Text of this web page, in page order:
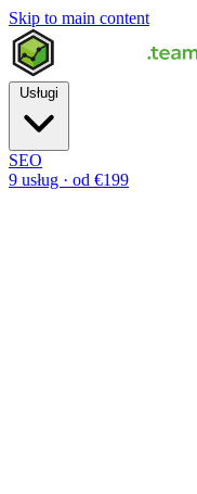
Skip to main content
SEO
9 usług · od €199